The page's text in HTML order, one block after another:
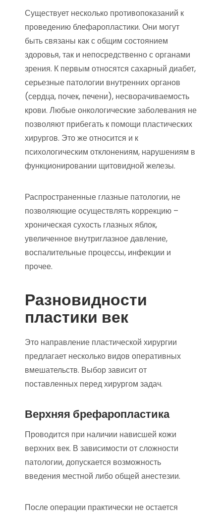
Существует несколько противопоказаний к
проведению блефаропластики. Они могут
быть связаны как с общим состоянием
здоровья, так и непосредственно с органами
зрения. К первым относятся сахарный диабет,
серьезные патологии внутренних органов
(сердца, почек, печени), несворачиваемость
крови. Любые онкологические заболевания не
позволяют прибегать к помощи пластических
хирургов. Это же относится и к
психологическим отклонениям, нарушениям в
функционировании щитовидной железы.
Распространенные глазные патологии, не
позволяющие осуществлять коррекцию –
хроническая сухость глазных яблок,
увеличенное внутриглазное давление,
воспалительные процессы, инфекции и
прочее.
Разновидности
пластики век
Это направление пластической хирургии
предлагает несколько видов оперативных
вмешательств. Выбор зависит от
поставленных перед хирургом задач.
Верхняя брефаропластика
Проводится при наличии нависшей кожи
верхних век. В зависимости от сложности
патологии, допускается возможность
введения местной либо общей анестезии.
После операции практически не остается